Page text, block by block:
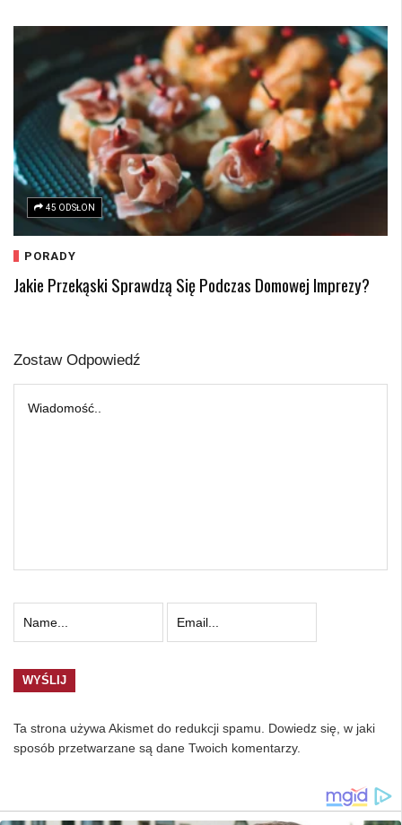
45 ODSŁON
PORADY
Jakie Przekąski Sprawdzą Się Podczas Domowej Imprezy?
Zostaw Odpowiedź
Ta strona używa Akismet do redukcji spamu. Dowiedz się, w jaki
sposób przetwarzane są dane Twoich komentarzy.